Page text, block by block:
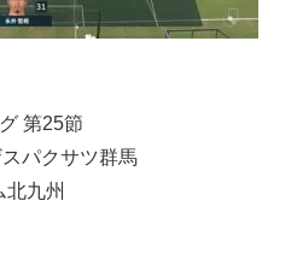
第25節
パクサツ群馬
北九州